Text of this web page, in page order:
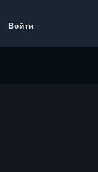
Войти